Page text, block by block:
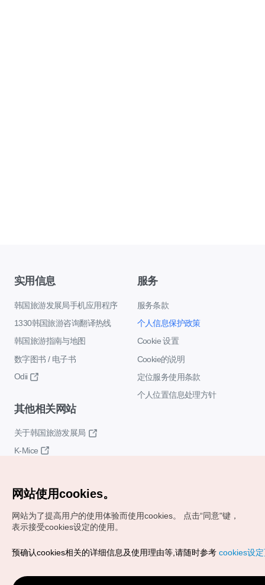
实用信息
韩国旅游发展局手机应用程序
1330韩国旅游咨询翻译热线
韩国旅游指南与地图
数字图书 / 电子书
Odii
服务
服务条款
个人信息保护政策
Cookie 设置
Cookie的说明
定位服务使用条款
个人位置信息处理方针
其他相关网站
关于韩国旅游发展局
K-Mice
Copyrights (c) 韩国旅游发展局版权所有
VISITKOREA官方邮箱
网站使用cookies。
网站为了提高用户的使用体验而使用cookies。
点击“同意"键，
表示接受cookies设定的使用。
预确认cookies相关的详细信息及使用理由等,请随时参考 cookies设